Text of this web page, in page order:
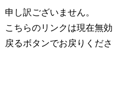
申し訳ございません。
こちらのリンクは現在無
戻るボタンでお戻りくださ